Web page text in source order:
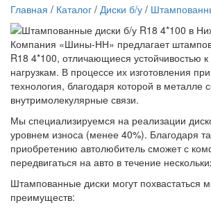
Главная / Каталог / Диски б/у /
Компания «Шины-НН» предлагает
R18 4*100, отличающиеся устойчивостью
нагрузкам. В процессе их изготовления
технология, благодаря которой в металле
внутримолекулярные связи.
Мы специализируемся на реализации
уровнем износа (менее 40%). Благодаря
приобретению автолюбитель сможет с
передвигаться на авто в течение
Штампованные диски могут похвастаться
преимуществ: